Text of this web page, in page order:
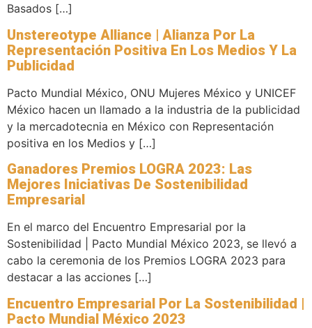
Basados […]
Unstereotype Alliance | Alianza Por La
Representación Positiva En Los Medios Y La
Publicidad
Pacto Mundial México, ONU Mujeres México y UNICEF
México hacen un llamado a la industria de la publicidad
y la mercadotecnia en México con Representación
positiva en los Medios y […]
Ganadores Premios LOGRA 2023: Las
Mejores Iniciativas De Sostenibilidad
Empresarial
En el marco del Encuentro Empresarial por la
Sostenibilidad | Pacto Mundial México 2023, se llevó a
cabo la ceremonia de los Premios LOGRA 2023 para
destacar a las acciones […]
Encuentro Empresarial Por La Sostenibilidad |
Pacto Mundial México 2023